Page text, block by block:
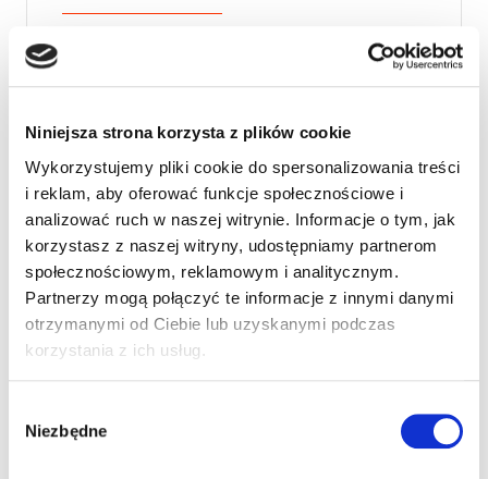
Niniejsza strona korzysta z plików cookie
Wykorzystujemy pliki cookie do spersonalizowania treści
i reklam, aby oferować funkcje społecznościowe i
analizować ruch w naszej witrynie. Informacje o tym, jak
korzystasz z naszej witryny, udostępniamy partnerom
społecznościowym, reklamowym i analitycznym.
Partnerzy mogą połączyć te informacje z innymi danymi
otrzymanymi od Ciebie lub uzyskanymi podczas
korzystania z ich usług.
zgody
Niezbędne
29.03.2002r. jest dzieckiem niepełnosprawnym ma
Mózgowe Porażenie Dziecięce ,spastyczność
czterokończynowa , refluks jelitowo-żołądkowy ,
padaczkę oraz skoliozę.Maciej jest dzieckiem
leżącym , nie mówiącym i chorowitym, wymagający
stałej opieki drugiej osoby.Syn potrzebuje ciągłej i
intensywnej rehabilitacji , aby obniżyć jego bolesne
przykurcza i dać mu szanse na lepsze życie. Więc
proszę Państwa o 1% na rzecz mojego syna. Za